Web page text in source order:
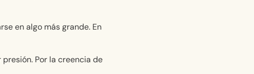
en algo más grande. En
Por la creencia de